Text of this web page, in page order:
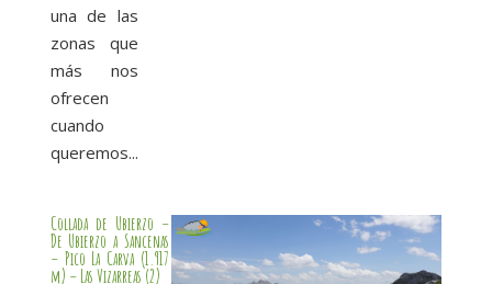
una de las
zonas que
más nos
ofrecen
cuando
queremos...
Collada de Ubierzo –
De Ubierzo a Sancenas
– Pico La Carva (1.917
m) – Las Vizarreas (2)